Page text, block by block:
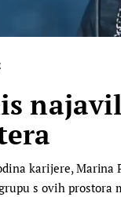
karijere,
s ovih prostora